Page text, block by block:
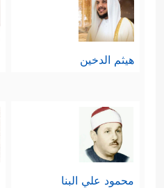
هيثم الدخين
محمود علي البنا